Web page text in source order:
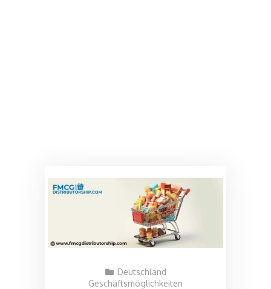
Deutschland
Geschäftsmöglichkeiten